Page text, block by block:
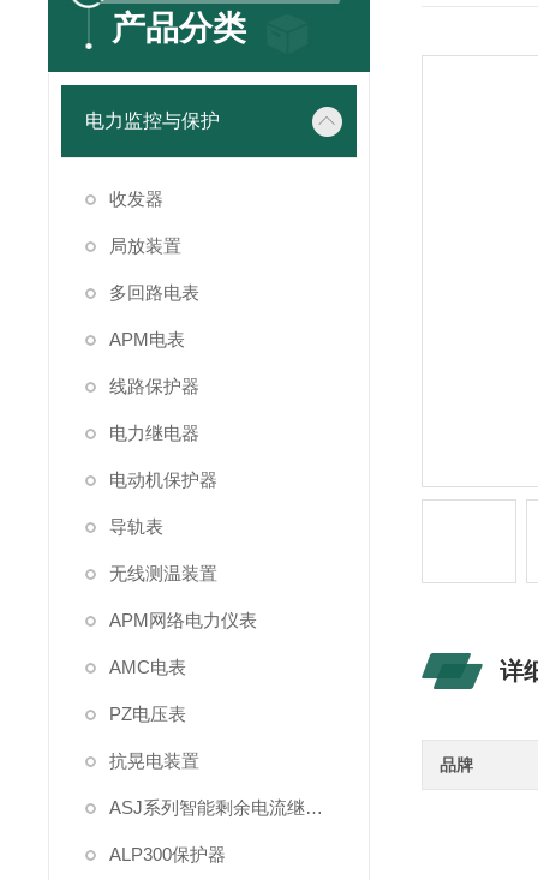
详
品牌
产品分类
电力监控与保护
收发器
局放装置
多回路电表
APM电表
线路保护器
电力继电器
电动机保护器
导轨表
无线测温装置
APM网络电力仪表
AMC电表
PZ电压表
抗晃电装置
ASJ系列智能剩余电流继电器
ALP300保护器